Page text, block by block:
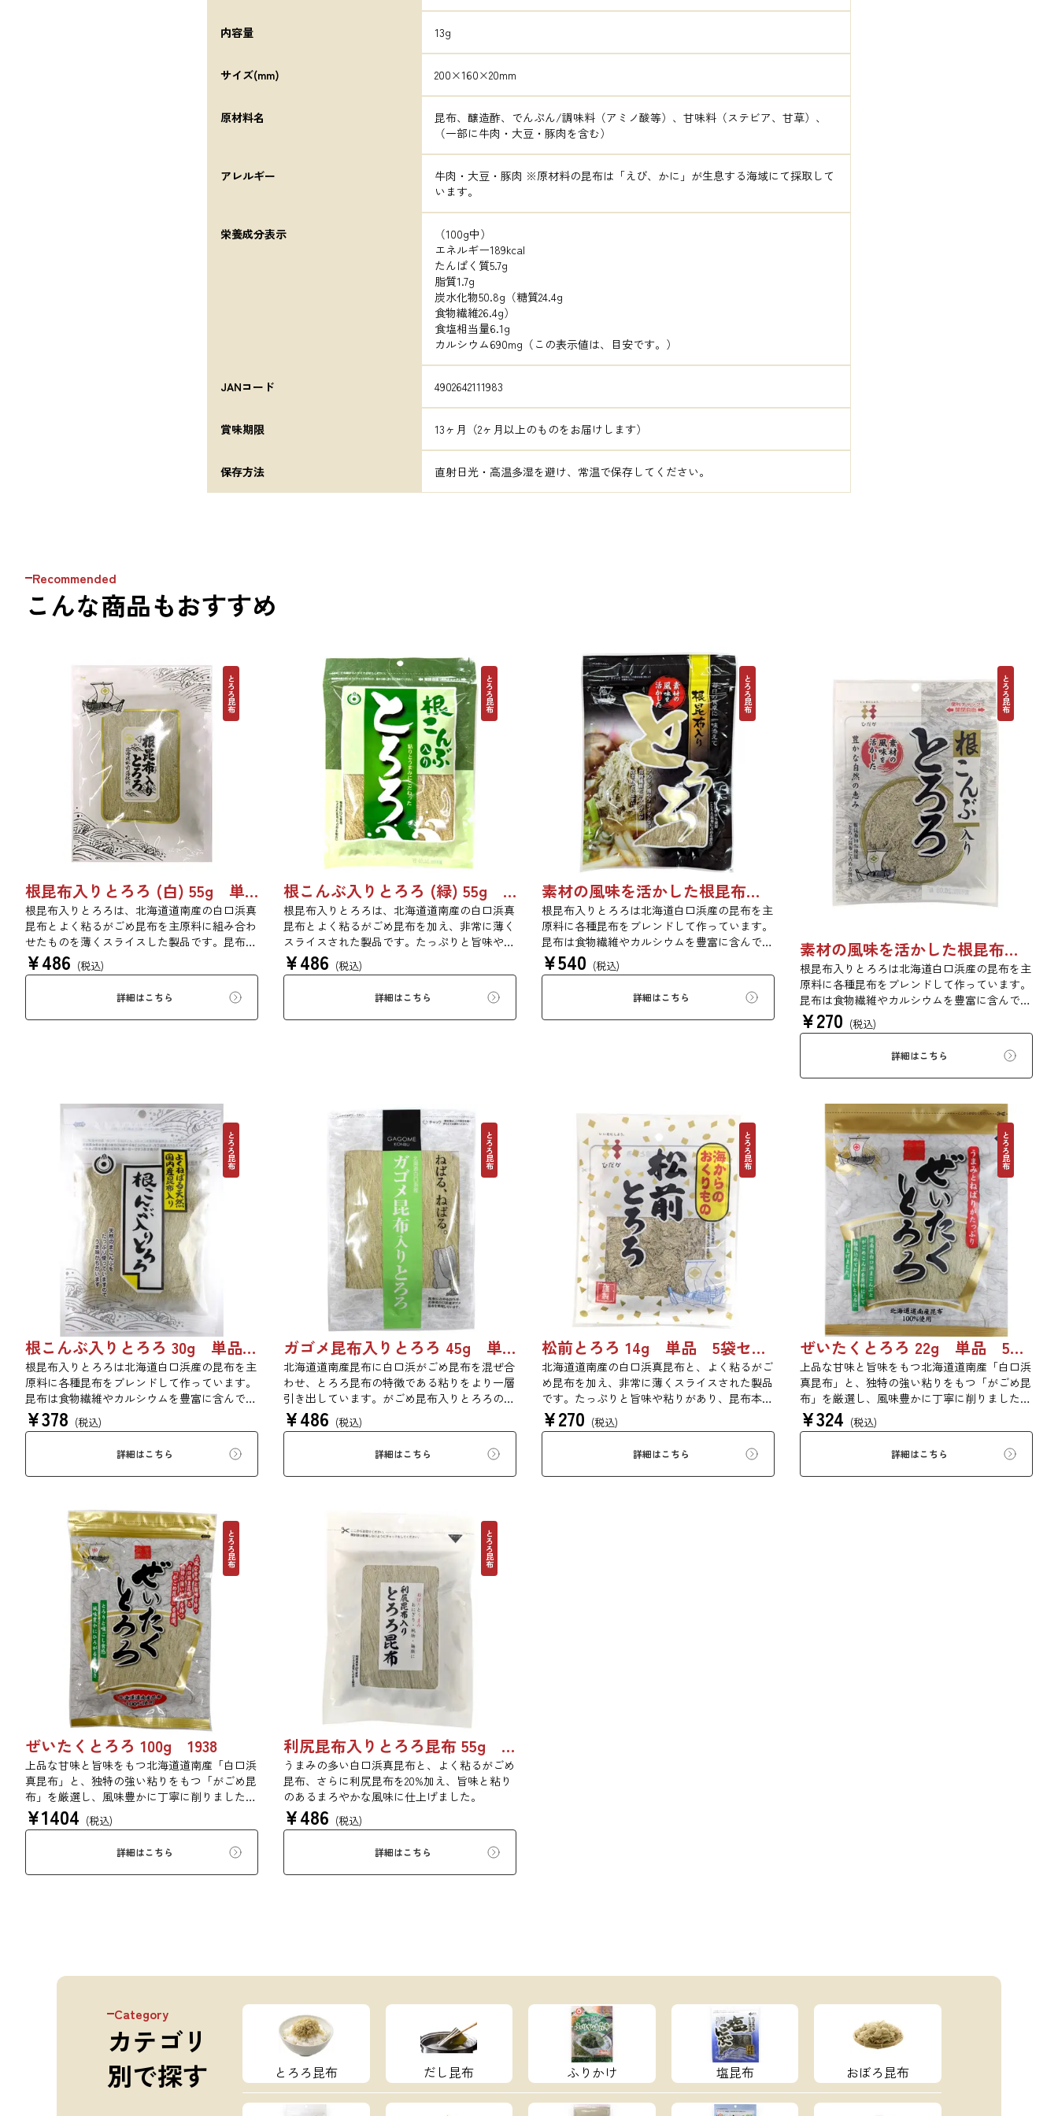
内容量 13g
サイズ(mm) 200×160×20mm
原材料名
昆布、醸造酢、でんぷん/調味料（アミノ酸等）、甘味料（ステビア、甘草）、
（一部に牛肉・大豆・豚肉を含む）
アレルギー
牛肉・大豆・豚肉 ※原材料の昆布は「えび、かに」が生息する海域にて採取して
います。
栄養成分表示
（100g中）
エネルギー189kcal
たんぱく質5.7g
脂質1.7g
炭水化物50.8g（糖質24.4g
食物繊維26.4g）
食塩相当量6.1g
カルシウム690mg（この表示値は、目安です。）
JANコード 4902642111983
賞味期限 13ヶ月（2ヶ月以上のものをお届けします）
保存方法 直射日光・高温多湿を避け、常温で保存してください。
Recommended
こんな商品もおすすめ
とろろ昆布
根昆布入りとろろ (白) 55g 単品 5袋 20袋 3429
根昆布入りとろろは、北海道道南産の白口浜真
昆布とよく粘るがごめ昆布を主原料に組み合わ
せたものを薄くスライスした製品です。昆布本
来の風味を存分にご賞味ください。
¥486 (税込)
詳細はこちら
とろろ昆布
根こんぶ入りとろろ (緑) 55g 単品 5袋セット 20袋セット 3054
根昆布入りとろろは、北海道道南産の白口浜真
昆布とよく粘るがごめ昆布を加え、非常に薄く
スライスされた製品です。たっぷりと旨味や粘
りがあり、昆布本来の風味を存分にご賞味いた
だけます。現代の食生活にぜひ一日一度、お好
¥486 (税込)
詳細はこちら
とろろ昆布
素材の風味を活かした根昆布入りとろろ 65g 単品 5袋セット 20袋セット 1736
根昆布入りとろろは北海道白口浜産の昆布を主
原料に各種昆布をブレンドして作っています。
昆布は食物繊維やカルシウムを豊富に含んでい
ます。薄くふんわりと削っており、ご飯やお吸
い物、うどんに入れて美味しく召し上がれま
す。お口の中でとろーり、つるっと広がる根昆
布入りとろろを是非ご賞味ください。
¥540 (税込)
詳細はこちら
とろろ昆布
素材の風味を活かした根昆布入りとろろ 23g 単品 5袋セット 20袋セット 3481
根昆布入りとろろは北海道白口浜産の昆布を主
原料に各種昆布をブレンドして作っています。
昆布は食物繊維やカルシウムを豊富に含んでい
ます。薄くふんわりと削っており、ご飯やお吸
い物、うどんに入れて美味しく召し上がれま
す。お口の中でとろーり、つるっと広がる根昆
布入りとろろを是非ご賞味ください。
¥270 (税込)
詳細はこちら
とろろ昆布
根こんぶ入りとろろ 30g 単品 5袋セット 20袋セット 1877
根昆布入りとろろは北海道白口浜産の昆布を主
原料に各種昆布をブレンドして作っています。
昆布は食物繊維やカルシウムを豊富に含んでい
ます。薄くふんわりと削っており、ご飯やお吸
い物、うどんに入れて美味しく召し上がれま
す。お口の中でとろーり、つるっと広がる根昆
布入りとろろを是非ご賞味ください。
¥378 (税込)
詳細はこちら
とろろ昆布
ガゴメ昆布入りとろろ 45g 単品 5袋セット 20袋セット 1774
北海道道南産昆布に白口浜がごめ昆布を混ぜ合
わせ、とろろ昆布の特徴である粘りをより一層
引き出しています。がごめ昆布入りとろろの粘
りと旨味をぜひご賞味ください。
¥486 (税込)
詳細はこちら
とろろ昆布
松前とろろ 14g 単品 5袋セット 20袋セット 3443
北海道道南産の白口浜真昆布と、よく粘るがご
め昆布を加え、非常に薄くスライスされた製品
です。たっぷりと旨味や粘りがあり、昆布本来
の風味を存分にご賞味いただけます。現代の食
生活にぜひ一日一度、お好みの量をお召し上が
¥270 (税込)
詳細はこちら
とろろ昆布
ぜいたくとろろ 22g 単品 5袋セット 20袋セット 1743
上品な甘味と旨味をもつ北海道道南産「白口浜
真昆布」と、独特の強い粘りをもつ「がごめ昆
布」を厳選し、風味豊かに丁寧に削りました。
ぜいたくな味を、思う存分にご堪能ください。
¥324 (税込)
詳細はこちら
とろろ昆布
ぜいたくとろろ 100g 1938
上品な甘味と旨味をもつ北海道道南産「白口浜
真昆布」と、独特の強い粘りをもつ「がごめ昆
布」を厳選し、風味豊かに丁寧に削りました。
ぜいたくな味を、思う存分にご堪能ください。
¥1404 (税込)
詳細はこちら
とろろ昆布
利尻昆布入りとろろ昆布 55g 単品 5袋セット 20袋セット 1842
うまみの多い白口浜真昆布と、よく粘るがごめ
昆布、さらに利尻昆布を20%加え、旨味と粘り
のあるまろやかな風味に仕上げました。
¥486 (税込)
詳細はこちら
Category
カテゴリ
別で探す
とろろ昆布 だし昆布 ふりかけ 塩昆布 おぼろ昆布